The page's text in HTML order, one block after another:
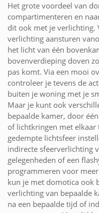
Het grote voordeel van
compartimenteren en
dit ook met je verlichting.
verlichting aansturen
het licht van één
bovenverdieping doven
pas komt. Via een mooi
controleer je tevens de
buiten je woning met je
Maar je kunt ook
bepaalde kamer, door
of lichtkringen met elkaar
gedempte lichtsfeer
indirecte sfeerverlichting
gelegenheden of een
programmeren voor
kun je met domotica ook
verlichting van bepaalde
na een bepaalde tijd of